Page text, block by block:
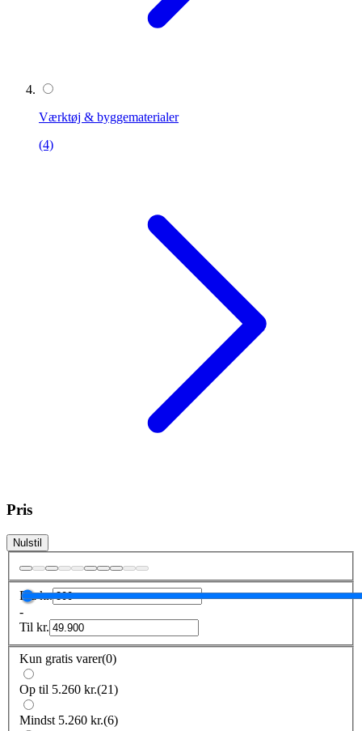
Værktøj & byggematerialer
(4)
Pris
Nulstil
Frakr.
-
Til kr.
Kun gratis varer(0)
Op til 5.260 kr.(21)
Mindst 5.260 kr.(6)